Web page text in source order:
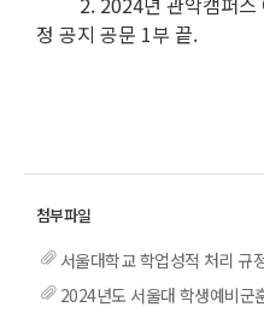
정 공지 공문 1부 끝.
서울대학교 학업성적 처리
2024년도 서울대 학생예비군